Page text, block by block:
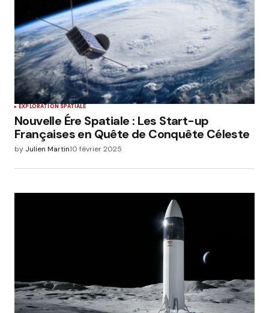
EXPLORATION SPATIALE
Nouvelle Ére Spatiale : Les Start-up
Françaises en Quête de Conquête Céleste
by Julien Martin10 février 2025